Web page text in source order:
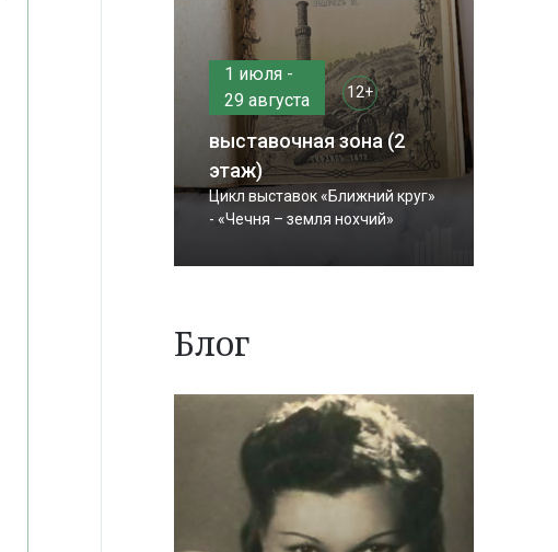
1 июля -
29 августа
12+
выставочная зона (2
этаж)
Цикл выставок «Ближний круг»
- «Чечня – земля нохчий»
Блог